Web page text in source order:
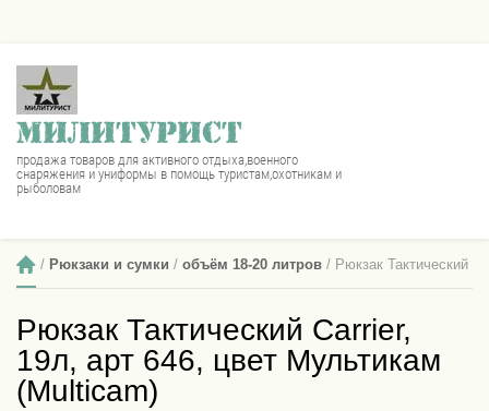
МИЛИТУРИСТ
продажа товаров для активного отдыха,военного
снаряжения и униформы в помощь туристам,охотникам и
рыболовам
/ Рюкзаки и сумки / объём 18-20 литров / Рюкзак Тактический
Рюкзак Тактический Carrier,
19л, арт 646, цвет Мультикам
(Multicam)